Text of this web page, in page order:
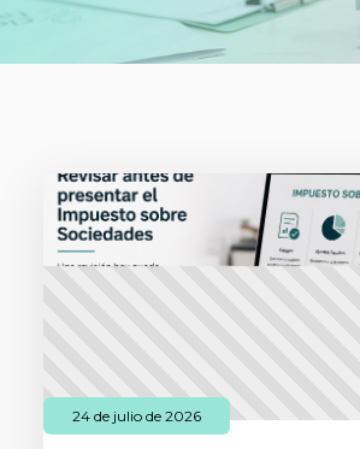
24 de julio de 2026